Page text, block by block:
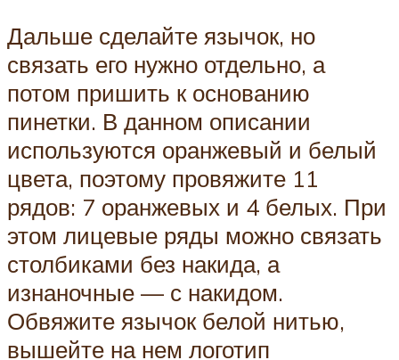
Дальше сделайте язычок, но
связать его нужно отдельно, а
потом пришить к основанию
пинетки. В данном описании
используются оранжевый и белый
цвета, поэтому провяжите 11
рядов: 7 оранжевых и 4 белых. При
этом лицевые ряды можно связать
столбиками без накида, а
изнаночные — с накидом.
Обвяжите язычок белой нитью,
вышейте на нем логотип